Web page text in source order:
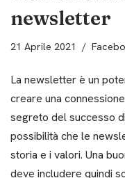
newsletter
21 Aprile 2021
La newsletter è un
creare una
segreto del successo
possibilità che le
storia e i valori. Una
deve includere quindi